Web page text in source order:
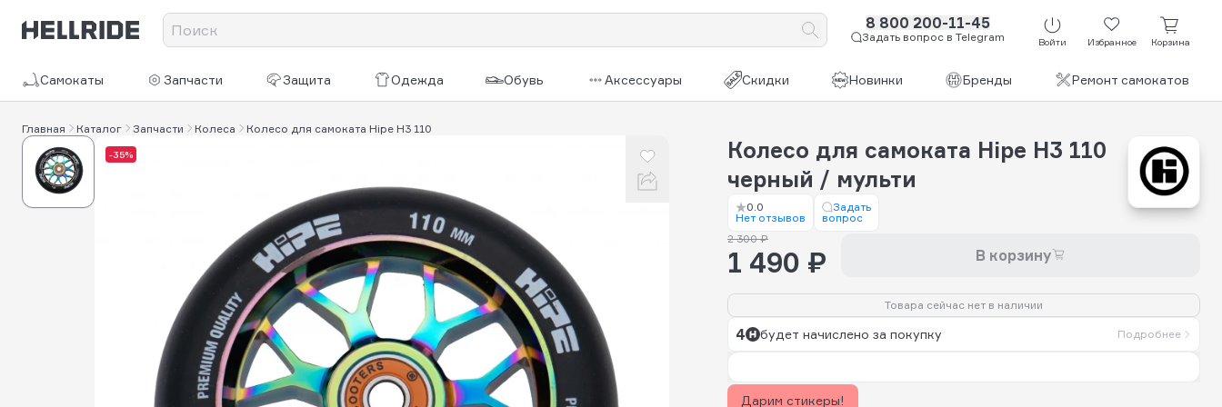
8 800 200-11-45
Задать вопрос в Telegram Войти Избранное Корзина
Самокаты Запчасти Защита Одежда Обувь Аксессуары Скидки Новинки Бренды Ремонт самокатов
Главная Каталог Запчасти Колеса Колесо для самоката Hipe H3 110
-35%
Колесо для самоката Hipe H3 110
черный / мульти
0.0
Нет отзывов
Задать
вопрос
2 300 ₽
1 490 ₽ В корзину
Товара сейчас нет в наличии
4 будет начислено за покупку Подробнее
Дарим стикеры!